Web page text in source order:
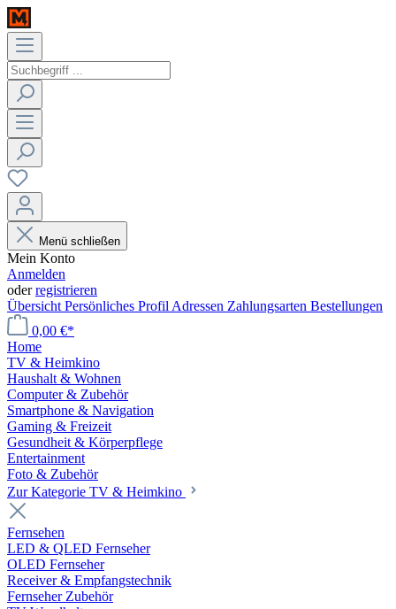
Menü schließen
Mein Konto
Anmelden
oderregistrieren
Übersicht Persönliches Profil Adressen Zahlungsarten Bestellungen
0,00 €*
Home
TV & Heimkino
Haushalt & Wohnen
Computer & Zubehör
Smartphone & Navigation
Gaming & Freizeit
Gesundheit & Körperpflege
Entertainment
Foto & Zubehör
Zur Kategorie TV & Heimkino
Fernsehen
LED & QLED Fernseher
OLED Fernseher
Receiver & Empfangstechnik
Fernseher Zubehör